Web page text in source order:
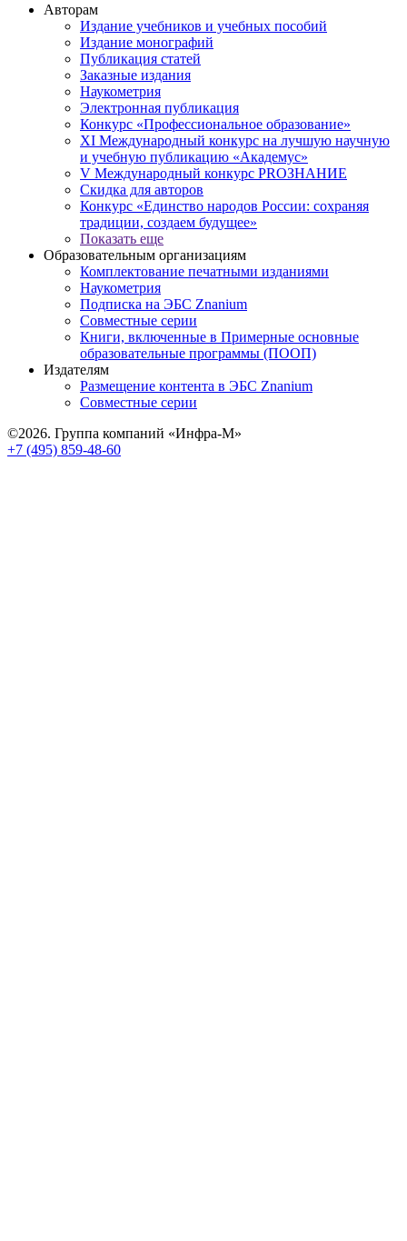
Авторам
Издание учебников и учебных пособий
Издание монографий
Публикация статей
Заказные издания
Наукометрия
Электронная публикация
Конкурс «Профессиональное образование»
XI Международный конкурс на лучшую научную
и учебную публикацию «Академус»
V Международный конкурс PROЗНАНИЕ
Скидка для авторов
Конкурс «Единство народов России: сохраняя
традиции, создаем будущее»
Показать еще
Образовательным организациям
Комплектование печатными изданиями
Наукометрия
Подписка на ЭБС Znanium
Совместные серии
Книги, включенные в Примерные основные
образовательные программы (ПООП)
Издателям
Размещение контента в ЭБС Znanium
Совместные серии
©2026. Группа компаний «Инфра-М»
+7 (495) 859-48-60